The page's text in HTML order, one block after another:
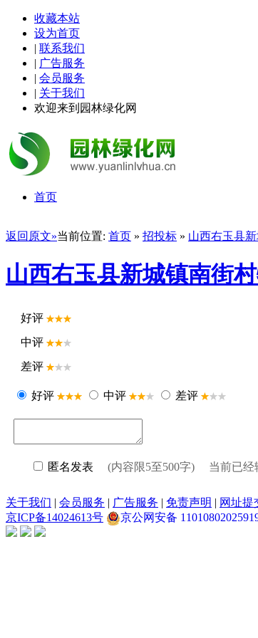
收藏本站
设为首页
| 联系我们
| 广告服务
| 会员服务
| 关于我们
欢迎来到园林绿化网
首页
返回原文»当前位置: 首页 » 招投标 » 山西右玉县
山西右玉县新城镇南街
好评
中评
差评
好评 中评 差评
匿名发表 (内容限5至500字) 当前已经
关于我们 | 会员服务 | 广告服务 | 免责声明 | 网址提
京ICP备14024613号
京公网安备